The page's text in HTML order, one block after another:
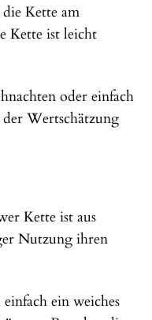
Kette am
Kette ist leicht
oder einfach
der Wertschätzung
Kette ist aus
Nutzung ihren
ein weiches